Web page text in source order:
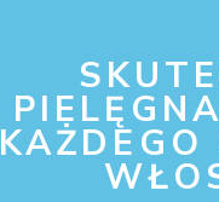
KAŻDEGO